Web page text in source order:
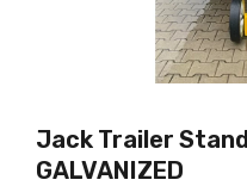
Jack Trailer
GALVANIZED